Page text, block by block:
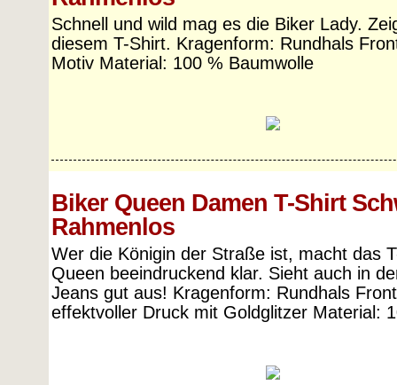
Schnell und wild mag es die Biker Lady.
diesem T-Shirt. Kragenform: Rundhals
Motiv Material: 100 % Baumwolle
Biker Queen Damen T-Shirt
Rahmenlos
Wer die Königin der Straße ist, macht das
Queen beeindruckend klar. Sieht auch in
Jeans gut aus! Kragenform: Rundhals
effektvoller Druck mit Goldglitzer Material: